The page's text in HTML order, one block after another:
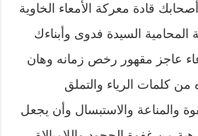
قادة معركة الأمعاء الخاوية
المحامية السيدة فدوى وأبناءك
دعاء عاجز مقهور رخص زمانه وهان
كلمات الرياء والتملق
والمناعة والاستبسال وأن يجعل